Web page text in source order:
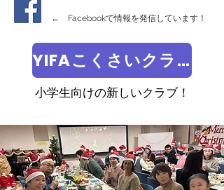
← Facebookで情報を発信しています！
YIFAこくさいクラブ
小学生向けの新しいクラブ！